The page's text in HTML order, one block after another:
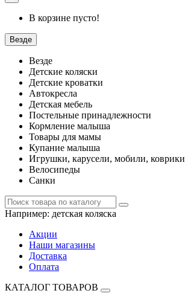
В корзине пусто!
Везде
Везде
Детские коляски
Детские кроватки
Автокресла
Детская мебель
Постельные принадлежности
Кормление малыша
Товары для мамы
Купание малыша
Игрушки, карусели, мобили, коврики
Велосипеды
Санки
Например: детская коляска
Акции
Наши магазины
Доставка
Оплата
КАТАЛОГ ТОВАРОВ